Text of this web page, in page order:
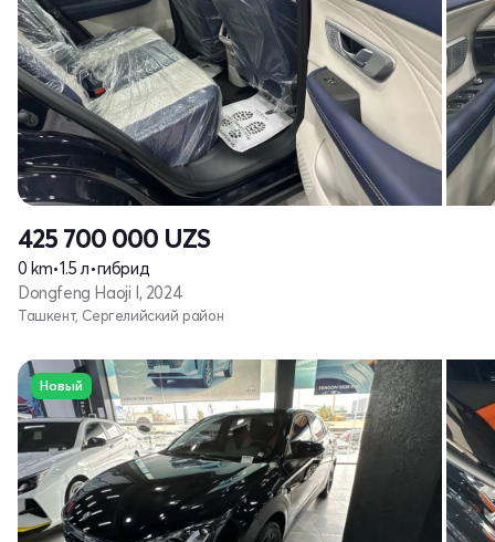
425 700 000 UZS
0 km•1.5 л•гибрид
Dongfeng Haoji I, 2024
Ташкент, Сергелийский район
Новый